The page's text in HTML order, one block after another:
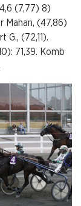
(7,77) 8)
Mahan, (47,86)
G., (72,11).
71,39. Komb